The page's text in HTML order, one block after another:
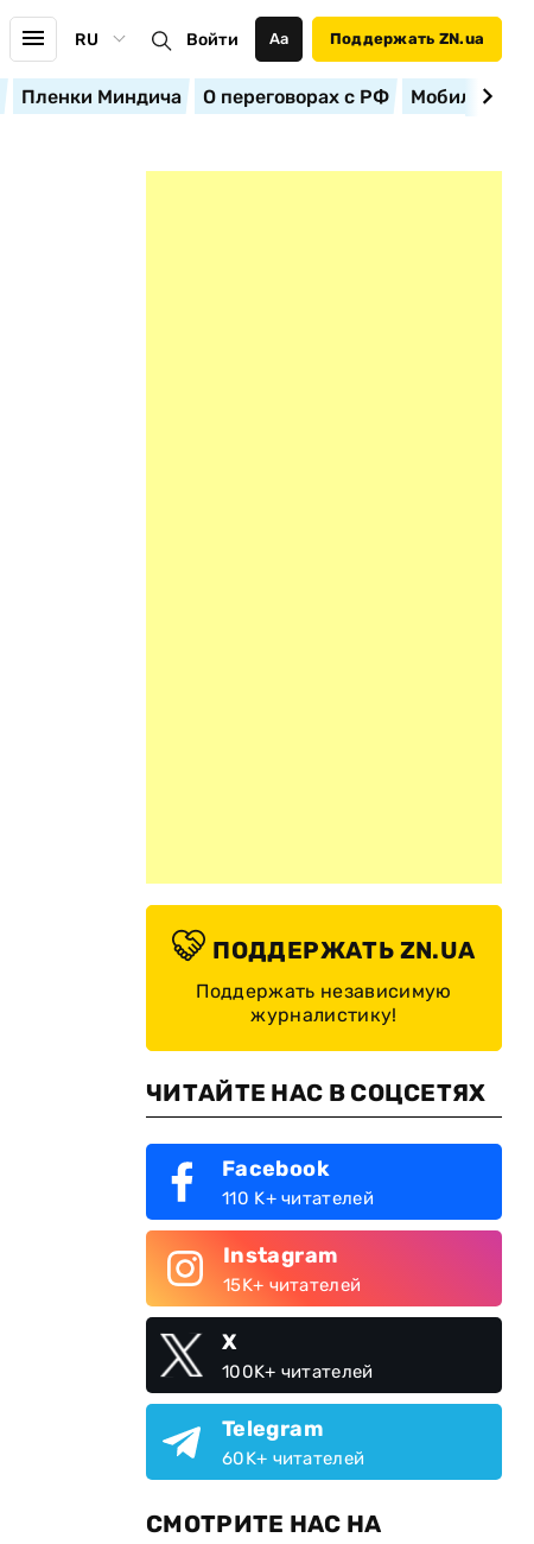
RU Войти Аа Поддержать ZN.ua
Пленки Миндича О переговорах с РФ
ПОДДЕРЖАТЬ ZN.UA
Поддержать независимую
журналистику!
ЧИТАЙТЕ НАС В СОЦСЕТЯХ
Facebook
110 K+ читателей
Instagram
15K+ читателей
X
100K+ читателей
Telegram
60K+ читателей
СМОТРИТЕ НАС НА